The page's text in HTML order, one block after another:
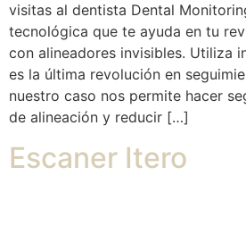
visitas al dentista Dental
tecnológica que te ayuda en tu
con alineadores invisibles. Utiliza
es la última revolución en
nuestro caso nos permite hacer
de alineación y reducir […]
Escaner Itero